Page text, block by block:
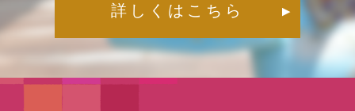
詳しくはこちら ▶︎